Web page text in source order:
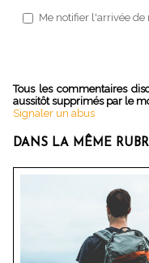
Me notifier l'arrivée
Tous les commentaires
aussitôt supprimés par le
Signaler un abus
DANS LA MÊME